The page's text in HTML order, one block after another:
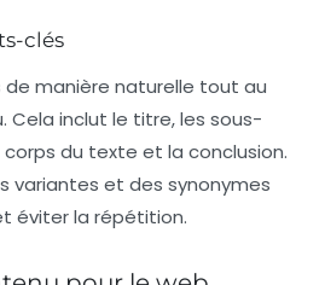
clés
manière naturelle tout au
Cela inclut le titre, les sous-
corps du texte et la conclusion.
variantes et des synonymes
éviter la répétition.